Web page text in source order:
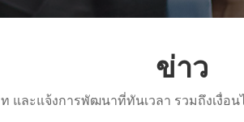
ข่าว
และแจ้งการพัฒนาที่ทันเวลา รวมถึงเงื่อ